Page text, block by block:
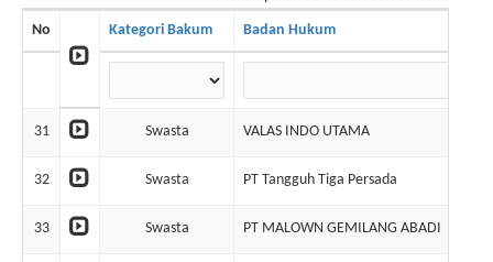
No Kategori Bakum Badan Hukum
31 Swasta VALAS INDO UTAMA
32 Swasta PT Tangguh Tiga Persada
33 Swasta PT MALOWN GEMILANG ABADI